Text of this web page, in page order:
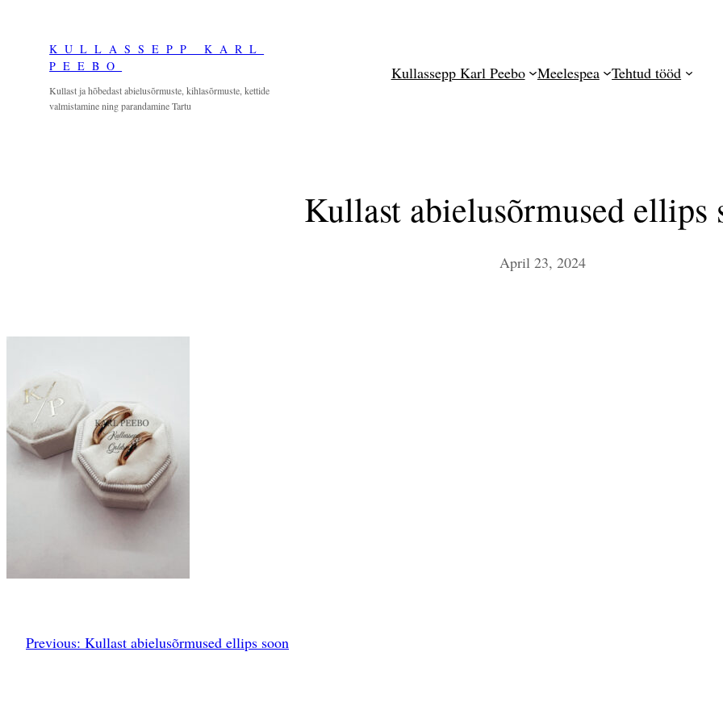
KULLASSEPP KARL
PEEBO
Kullast ja hõbedast abielusõrmuste, kihlasõrmuste, kettide
valmistamine ning parandamine Tartu
Kullassepp Karl Peebo Meelespea Tehtud tööd
Kullast abielusõrmused ellips
April 23, 2024
Previous: Kullast abielusõrmused ellips soon